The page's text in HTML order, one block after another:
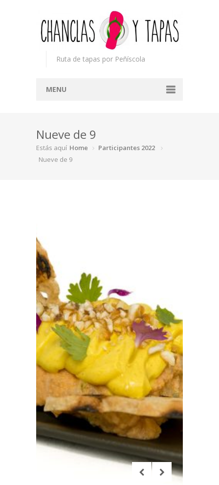
Ruta de tapas por Peñíscola
MENU
Concurso
Participantes
Nueve de 9
Estás aquí Home
Participantes 2022
Nueve de 9